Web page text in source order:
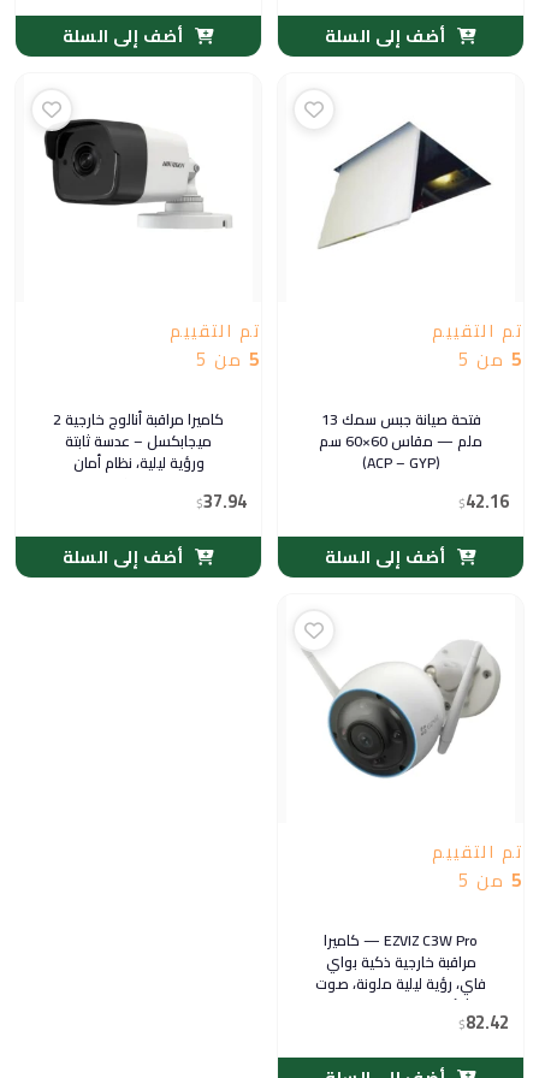
أضف إلى السلة أضف إلى السلة
تم التقييم
5 من 5
فتحة صيانة جبس سمك 13
ملم — مقاس 60×60 سم
(ACP – GYP)
$42.16
أضف إلى السلة
تم التقييم
5 من 5
كاميرا مراقبة أنالوج خارجية 2
ميجابكسل – عدسة ثابتة
ورؤية ليلية، نظام أمان
$37.94
أضف إلى السلة
تم التقييم
5 من 5
EZVIZ C3W Pro — كاميرا
مراقبة خارجية ذكية بواي
فاي، رؤية ليلية ملونة، صوت
ثنائي الاتجاه ومقاومة
للعوامل الجوية IP67
$82.42